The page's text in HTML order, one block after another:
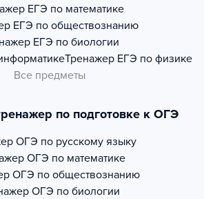
ЕГЭ по математике
ЕГЭ по обществознанию
ЕГЭ по биологии
Тренажер ЕГЭ по физике
Все предметы
по подготовке к ОГЭ
ОГЭ по русскому языку
ОГЭ по математике
ОГЭ по обществознанию
ОГЭ по биологии